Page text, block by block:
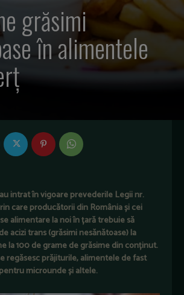
grăsimi
în alimentele
intrat în vigoare prevederile Legii nr.
care producătorii din România și cei
alimentare la noi în țară trebuie să
acizi trans (grăsimi nesănătoase) la
la 100 de grame de grăsime din conținut.
regăsesc prăjiturile, alimentele de fast
microunde și altele.